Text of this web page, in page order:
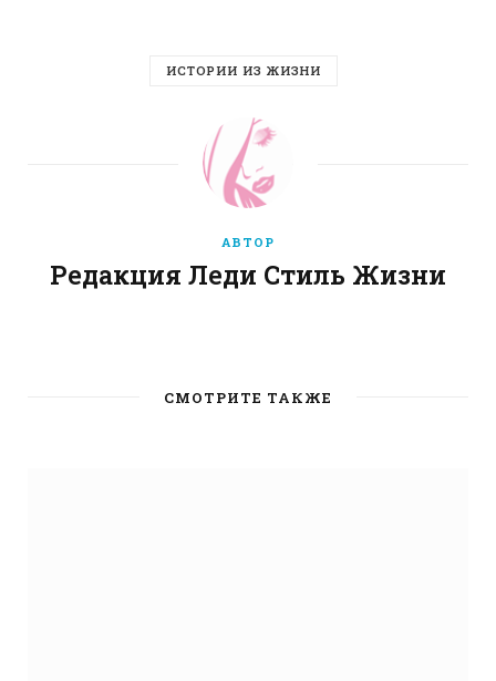
ИСТОРИИ ИЗ ЖИЗНИ
АВТОР
Редакция Леди Стиль Жизни
b
СМОТРИТЕ ТАКЖЕ